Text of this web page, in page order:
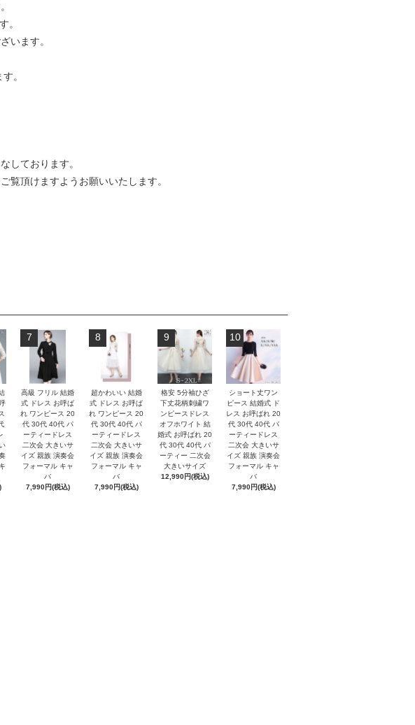
。
います。
。
しております。
覧頂けますようお願いいたします。
7
高級 フリル 結婚
式 ドレス お呼ば
れ ワンピース 20
代 30代 40代 パ
ーティードレス
二次会 大きいサ
イズ 親族 演奏会
フォーマル キャ
バ
7,990円(税込)
8
超かわいい 結婚
式 ドレス お呼ば
れ ワンピース 20
代 30代 40代 パ
ーティードレス
二次会 大きいサ
イズ 親族 演奏会
フォーマル キャ
バ
7,990円(税込)
9
格安 5分袖ひざ
下丈花柄刺繍ワ
ンピースドレス
オフホワイト 結
婚式 お呼ばれ 20
代 30代 40代 パ
ーティー 二次会
大きいサイズ
12,990円(税込)
10
ショート丈ワン
ピース 結婚式 ド
レス お呼ばれ 20
代 30代 40代 パ
ーティードレス
二次会 大きいサ
イズ 親族 演奏会
フォーマル キャ
バ
7,990円(税込)